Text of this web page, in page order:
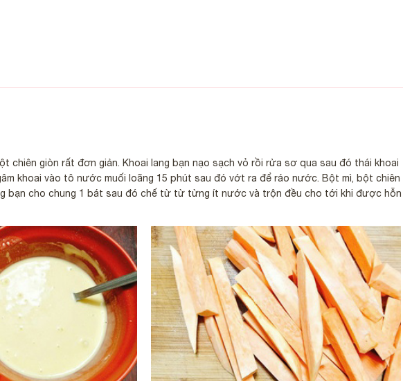
chiên giòn rất đơn giản. Khoai lang bạn nạo sạch vỏ rồi rửa sơ qua sau đó thái khoai
khoai vào tô nước muối loãng 15 phút sau đó vớt ra để ráo nước. Bột mì, bột chiên
bạn cho chung 1 bát sau đó chế từ từ từng ít nước và trộn đều cho tới khi được hỗn